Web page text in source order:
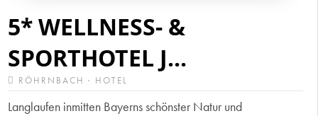
5* WELLNESS- &
SPORTHOTEL J...
RÖHRNBACH · HOTEL
Langlaufen inmitten Bayerns schönster Natur und